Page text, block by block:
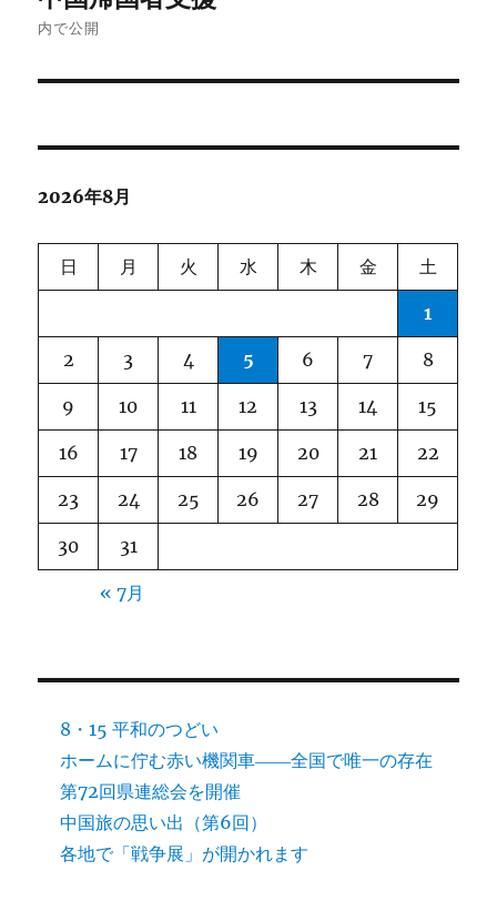
稿
ゲ
ー
シ
ョ
ン
内で公開
2026年8月
日 月 火 水 木 金 土
1
2 3 4 5 6 7 8
9 10 11 12 13 14 15
16 17 18 19 20 21 22
23 24 25 26 27 28 29
30 31
« 7月
8・15 平和のつどい
ホームに佇む赤い機関車――全国で唯一の存在
第72回県連総会を開催
中国旅の思い出（第6回）
各地で「戦争展」が開かれます